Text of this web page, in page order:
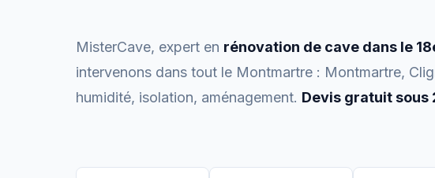
MisterCave, expert en rénovation de cave dans le
intervenons dans tout le Montmartre : Montmartre,
humidité, isolation, aménagement. Devis gratuit sous